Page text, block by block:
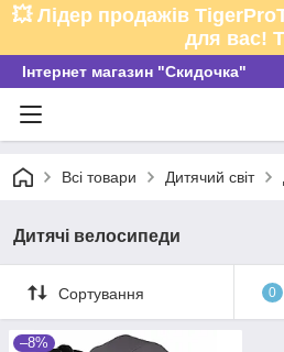
💥 Лідер продажів
для вас!
Інтернет магазин "Скидочка"
Всі товари Дитячий світ
Дитячі велосипеди
Сортування 0
–8%